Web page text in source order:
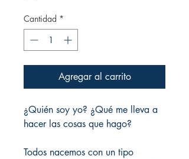
Cantidad *
Agregar al carrito
¿Quién soy yo? ¿Qué me lleva a
hacer las cosas que hago?
Todos nacemos con un tipo